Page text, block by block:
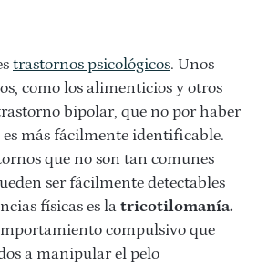
trastornos psicológicos. Unos
como los alimenticios y otros
bipolar, que no por haber
más fácilmente identificable.
que no son tan comunes
ser fácilmente detectables
físicas es la tricotilomanía.
compulsivo que
a manipular el pelo